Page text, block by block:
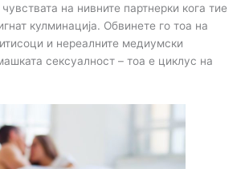
на нивните партнерки кога тие
кулминација. Обвинете го тоа на
и нереалните медиумски
сексуалност – тоа е циклус на